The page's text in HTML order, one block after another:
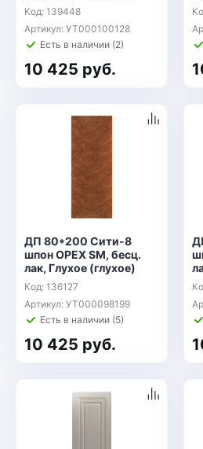
Код: 139448
Артикул: УТ000100128
Есть в наличии (2)
10 425 руб.
ДП 80*200 Сити-8
шпон ОРЕХ SM, бесц.
лак, Глухое (глухое)
Код: 136127
Артикул: УТ000098199
Есть в наличии (5)
10 425 руб.